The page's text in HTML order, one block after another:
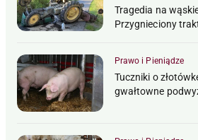
Tragedia na
Przygnieciony
Prawo i Pieniądze
Tuczniki o
gwałtowne